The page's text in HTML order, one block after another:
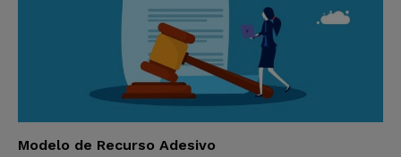
Modelo de Recurso Adesivo